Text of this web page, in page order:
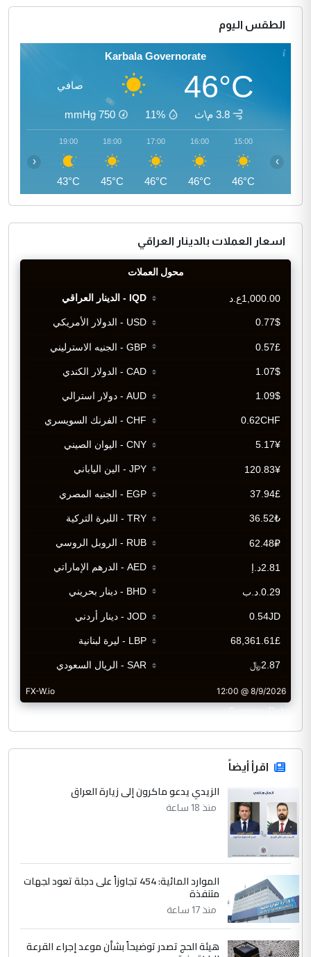
الطقس اليوم
Karbala Governorate
46°C صافي
3.8 م\ث 11%
750
mmHg
15:00
46°C
16:00
46°C
17:00
46°C
18:00
45°C
19:00
43°C
‹ ›
اسعار العملات بالدينار العراقي
CurrencyRate
اقرأ أيضاً
الزيدي يدعو ماكرون إلى زيارة العراق
منذ 18 ساعة
الموارد المائية: 454 تجاوزاً على دجلة تعود لجهات
متنفذة
منذ 17 ساعة
هيئة الحج تصدر توضيحاً بشأن موعد إجراء القرعة